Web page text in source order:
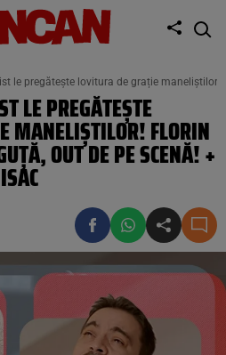
le pregătește lovitura de grație maneliștilor!
LE PREGĂTEȘTE
MANELIȘTILOR! FLORIN
OUT DE PE SCENĂ! +